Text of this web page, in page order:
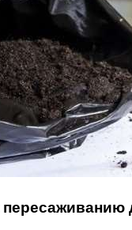
пересаживанию